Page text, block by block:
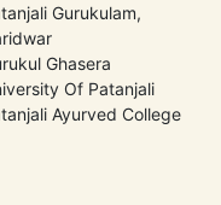
Gurukulam,
Ghasera
Of Patanjali
Ayurved College